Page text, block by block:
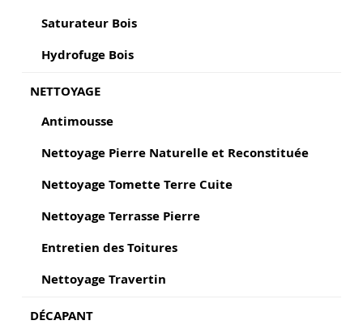
Saturateur Bois
Hydrofuge Bois
NETTOYAGE
Antimousse
Nettoyage Pierre Naturelle et Reconstituée
Nettoyage Tomette Terre Cuite
Nettoyage Terrasse Pierre
Entretien des Toitures
Nettoyage Travertin
DÉCAPANT